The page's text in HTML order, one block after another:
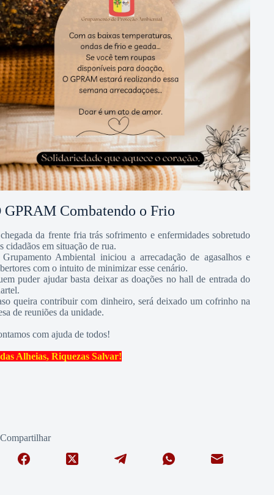
GPRAM Combatendo o Frio
da frente fria trás sofrimento e enfermidades sobretudo
cidadãos em situação de rua.
Ambiental iniciou a arrecadação de agasalhos e
com o intuito de minimizar esse cenário.
puder ajudar basta deixar as doações no hall de entrada do
queira contribuir com dinheiro, será deixado um cofrinho na
de reuniões da unidade.
com ajuda de todos!
Alheias, Riquezas Salvar!
Compartilhar